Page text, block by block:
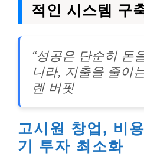
적인 시스템 구
“성공은 단순히 돈
니라, 지출을 줄이
렌 버핏
고시원 창업, 비
기 투자 최소화